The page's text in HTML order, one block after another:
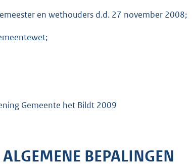
en wethouders d.d. 27 november 2008;
Gemeente het Bildt 2009
BEPALINGEN